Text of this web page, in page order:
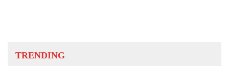
TRENDING